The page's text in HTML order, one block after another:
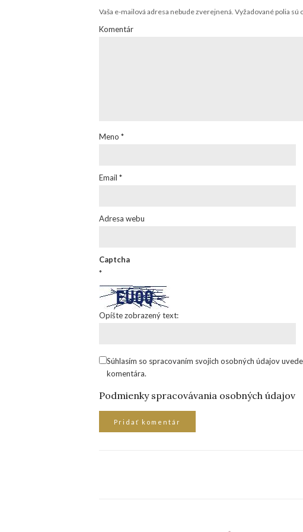
Vaša e-mailová adresa nebude zverejnená. Vyžadované polia sú
Komentár
Meno *
Email *
Adresa webu
Captcha
*
Opíšte zobrazený text:
Súhlasím so spracovaním svojich osobných údajov
komentára.
Podmienky spracovávania osobných údajov